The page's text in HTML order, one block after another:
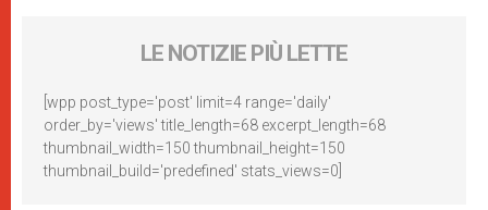
LE NOTIZIE PIÙ LETTE
[wpp post_type='post' limit=4 range='daily'
order_by='views' title_length=68 excerpt_length=68
thumbnail_width=150 thumbnail_height=150
thumbnail_build='predefined' stats_views=0]